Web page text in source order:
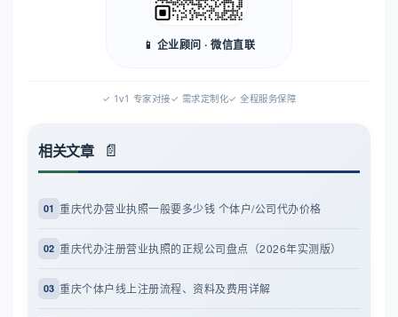
📱 企业顾问 · 微信直联
✓ 1v1 专家对接✓ 需求定制化✓ 全程服务保障
相关文章
01 重庆代办营业执照一般要多少钱 个体户/公司代办价格
02 重庆代办注册营业执照的正规公司盘点（2026年实测版）
03 重庆个体户线上注册流程、资料及费用详解